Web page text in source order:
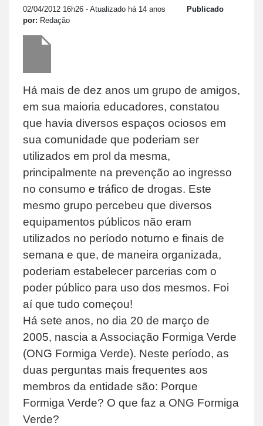
02/04/2012 16h26 - Atualizado há 14 anos
Publicado
por: Redação
Há mais de dez anos um grupo de amigos,
em sua maioria educadores, constatou
que havia diversos espaços ociosos em
sua comunidade que poderiam ser
utilizados em prol da mesma,
principalmente na prevenção ao ingresso
no consumo e tráfico de drogas. Este
mesmo grupo percebeu que diversos
equipamentos públicos não eram
utilizados no período noturno e finais de
semana e que, de maneira organizada,
poderiam estabelecer parcerias com o
poder público para uso dos mesmos. Foi
aí que tudo começou!
Há sete anos, no dia 20 de março de
2005, nascia a Associação Formiga Verde
(ONG Formiga Verde). Neste período, as
duas perguntas mais frequentes aos
membros da entidade são: Porque
Formiga Verde? O que faz a ONG Formiga
Verde?